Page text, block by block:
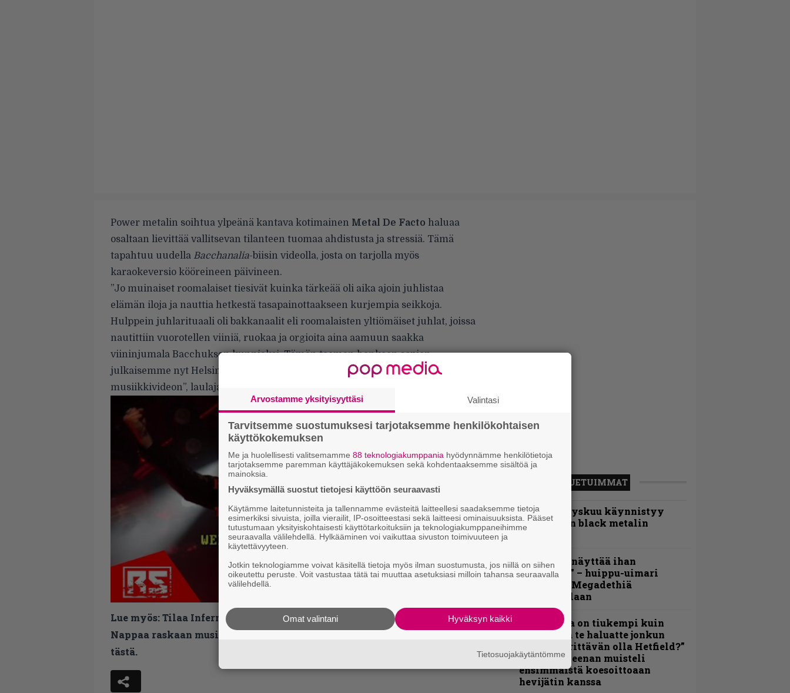
Power metalin soihtua ylpeänä kantava kotimainen Metal De Facto haluaa
osaltaan lievittää vallitsevan tilanteen tuomaa ahdistusta ja stressiä. Tämä
tapahtuu uudella Bacchanalia-biisin videolla, josta on tarjolla myös
karaokeversio kööreineen päivineen.
”Jo muinaiset roomalaiset tiesivät kuinka tärkeää oli aika ajoin juhlistaa
elämän iloja ja nauttia hetkestä tasapainottaakseen kurjempia seikkoja.
Hulppein juhlarituaali oli bakkanaalit eli roomalaisten yltiömäiset juhlat, joissa
nautittiin vuorotellen viiniä, ruokaa ja orgioita aina aamuun saakka
viininjumala Bacchuksen kunniaksi. Tämän teeman henkeen sopien
julkaisemme nyt Helsingin On the Rocksin esikoiskeikallamme kuvatun
musiikkivideon”, laulaja
Lue myös:Tilaa Infernon uutiskirje ja tiedät mistä kahvitauolla puhutaan!
Nappaa raskaan musiikin uutiset ja puheenaiheet suoraan sähköpostiin
tästä.
LUETUIMMAT
Espoon syyskuu käynnistyy
kotimaisen black metalin
”Mitalini näyttää ihan
plektralta” – huippu-uimari
jamittelee Megadethiä
palkinnollaan
”Metallica on tiukempi kuin
koskaan ja te haluatte jonkun
nulikan yrittävän olla Hetfield?”
– Pepper Keenan muisteli
ensimmäistä koesoittoaan
hevijätin kanssa
Arvostamme yksityisyyttäsi Valintasi
Tarvitsemme suostumuksesi tarjotaksemme henkilökohtaisen
käyttökokemuksen
Me ja huolellisesti valitsemamme 88 teknologiakumppania hyödynnämme henkilötietoja
tarjotaksemme paremman käyttäjäkokemuksen sekä kohdentaaksemme sisältöä ja
mainoksia.
Hyväksymällä suostut tietojesi käyttöön seuraavasti
Käytämme laitetunnisteita ja tallennamme evästeitä laitteellesi saadaksemme tietoja
esimerkiksi sivuista, joilla vierailit, IP-osoitteestasi sekä laitteesi ominaisuuksista. Pääset
tutustumaan yksityiskohtaisesti käyttötarkoituksiin ja teknologiakumppaneihimme
seuraavalla välilehdellä. Hylkääminen voi vaikuttaa sivuston toimivuuteen ja
käytettävyyteen.
Jotkin teknologiamme voivat käsitellä tietoja myös ilman suostumusta, jos niillä on siihen
oikeutettu peruste. Voit vastustaa tätä tai muuttaa asetuksiasi milloin tahansa seuraavalla
välilehdellä.
Hyväksyn kaikki
Omat valintani
Tietosuojakäytäntömme